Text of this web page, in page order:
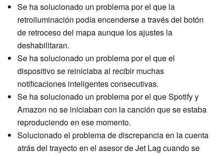
Se ha solucionado un problema por el que la
retroiluminación podía encenderse a través del botón
de retroceso del mapa aunque los ajustes la
deshabilitaran.
Se ha solucionado un problema por el que el
dispositivo se reiniciaba al recibir muchas
notificaciones inteligentes consecutivas.
Se ha solucionado un problema por el que Spotify y
Amazon no se iniciaban con la canción que se estaba
reproduciendo en ese momento.
Solucionado el problema de discrepancia en la cuenta
atrás del trayecto en el asesor de Jet Lag cuando se